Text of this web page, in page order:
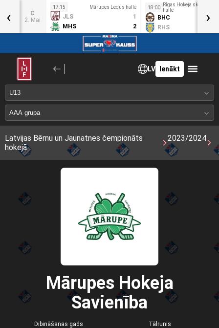
C
2. Mai
17:15 Mārupes Ledus halle
JLS
1
MHS
2
18:00
Rīgas Hokeja skolas
halle
BHC
RHS
‹ ›
LV Ienākt
Latvijas Bērnu un Jaunatnes čempionāts
hokejā
2023/2024
Mārupes Hokeja
Savienība
Dibināšanas gads Tālrunis